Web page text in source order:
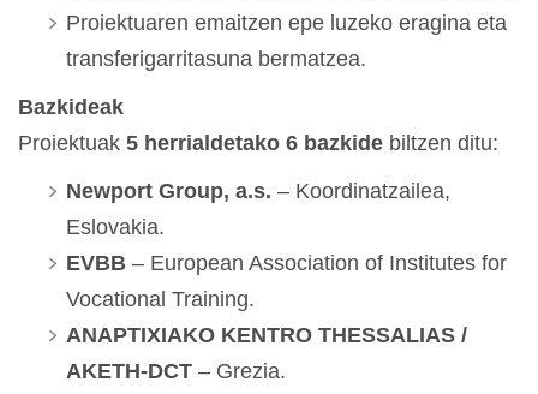
Proiektuaren emaitzen epe luzeko eragina eta
transferigarritasuna bermatzea.
Bazkideak
Proiektuak 5 herrialdetako 6 bazkide biltzen ditu:
Newport Group, a.s. – Koordinatzailea,
Eslovakia.
EVBB – European Association of Institutes for
Vocational Training.
ANAPTIXIAKO KENTRO THESSALIAS /
AKETH-DCT – Grezia.